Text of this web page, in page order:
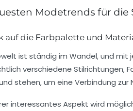
Modetrends für die
auf die Farbpalette und
ist ständig im Wandel, und mit
verschiedene Stilrichtungen,
stehen, um eine Verbindung
interessantes Aspekt wird